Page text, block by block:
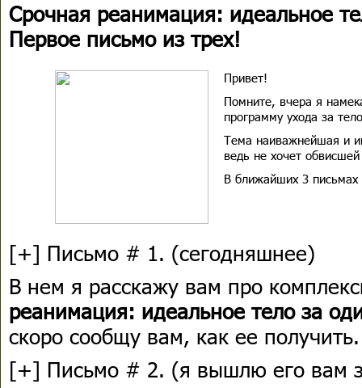
Срочная реанимация: идеальное
Первое письмо из трех!
Привет!
Помните, вчера я
программу ухода за
Тема наиважнейшая и
ведь не хочет
В ближайших 3
[+] Письмо # 1. (cегодняшнее)
В нем я расскажу вам про
реанимация: идеальное тело за
скоро сообщу вам, как ее получить.
[+] Письмо # 2. (я вышлю его вам